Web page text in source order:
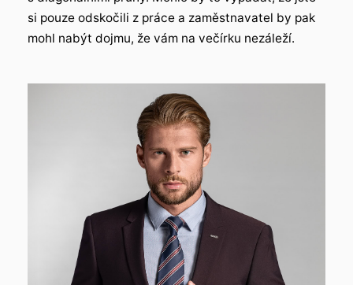
si pouze odskočili z práce a zaměstnavatel by pak
mohl nabýt dojmu, že vám na večírku nezáleží.